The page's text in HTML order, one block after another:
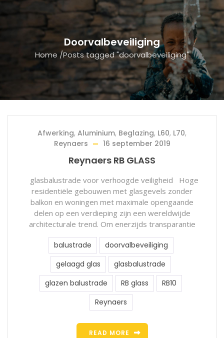
Doorvalbeveiliging
Home /Posts tagged "doorvalbeveiliging"
Afwerking, Aluminium, Beglazing, L60, L70,
Reynaers
16 september 2019
Reynaers RB GLASS
glasbalustrade voor verhoogde veiligheid Hoge
residentiële gebouwen met glasgevels zonder
balkon en woningen met maximale opengaande
delen op een verdieping zijn een wereldwijde
architecturale trend. Om enerzijds transparantie
balustrade
doorvalbeveiliging
gelaagd glas
glasbalustrade
glazen balustrade
RB glass
RB10
Reynaers
READ MORE